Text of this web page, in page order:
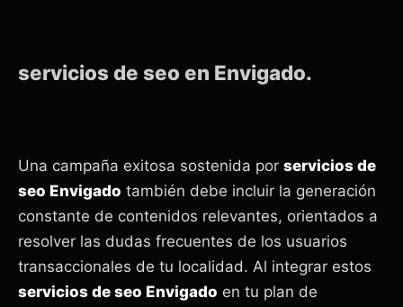
servicios de seo en Envigado.
Una campaña exitosa sostenida por servicios de
seo Envigado también debe incluir la generación
constante de contenidos relevantes, orientados a
resolver las dudas frecuentes de los usuarios
transaccionales de tu localidad. Al integrar estos
servicios de seo Envigado en tu plan de